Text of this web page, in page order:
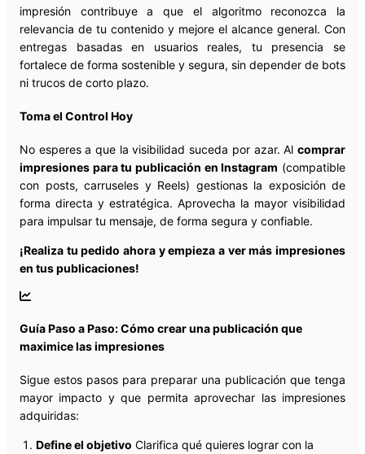
impresión contribuye a que el algoritmo reconozca la
relevancia de tu contenido y mejore el alcance general. Con
entregas basadas en usuarios reales, tu presencia se
fortalece de forma sostenible y segura, sin depender de bots
ni trucos de corto plazo.
Toma el Control Hoy
No esperes a que la visibilidad suceda por azar. Al comprar
impresiones para tu publicación en Instagram (compatible
con posts, carruseles y Reels) gestionas la exposición de
forma directa y estratégica. Aprovecha la mayor visibilidad
para impulsar tu mensaje, de forma segura y confiable.
¡Realiza tu pedido ahora y empieza a ver más impresiones
en tus publicaciones!
Guía Paso a Paso: Cómo crear una publicación que
maximice las impresiones
Sigue estos pasos para preparar una publicación que tenga
mayor impacto y que permita aprovechar las impresiones
adquiridas:
Define el objetivo Clarifica qué quieres lograr con la